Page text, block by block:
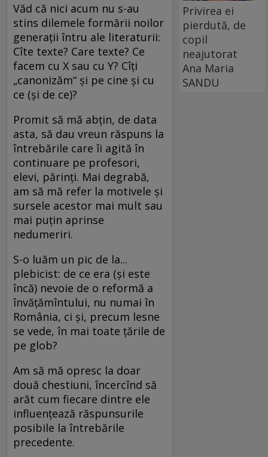
Văd că nici acum nu s-au
stins dilemele formării noilor
generaţii întru ale literaturii:
Cîte texte? Care texte? Ce
facem cu X sau cu Y? Cîţi
„canonizăm“ şi pe cine şi cu
ce (şi de ce)?
Promit să mă abţin, de data
asta, să dau vreun răspuns la
întrebările care îi agită în
continuare pe profesori,
elevi, părinţi. Mai degrabă,
am să mă refer la motivele şi
sursele acestor mai mult sau
mai puţin aprinse
nedumeriri.
S-o luăm un pic de la...
plebicist: de ce era (şi este
încă) nevoie de o reformă a
învăţămîntului, nu numai în
România, ci şi, precum lesne
se vede, în mai toate ţările de
pe glob?
Am să mă opresc la doar
două chestiuni, încercînd să
arăt cum fiecare dintre ele
influenţează răspunsurile
posibile la întrebările
precedente.
Privirea ei
pierdută, de
copil
neajutorat
Ana Maria
SANDU